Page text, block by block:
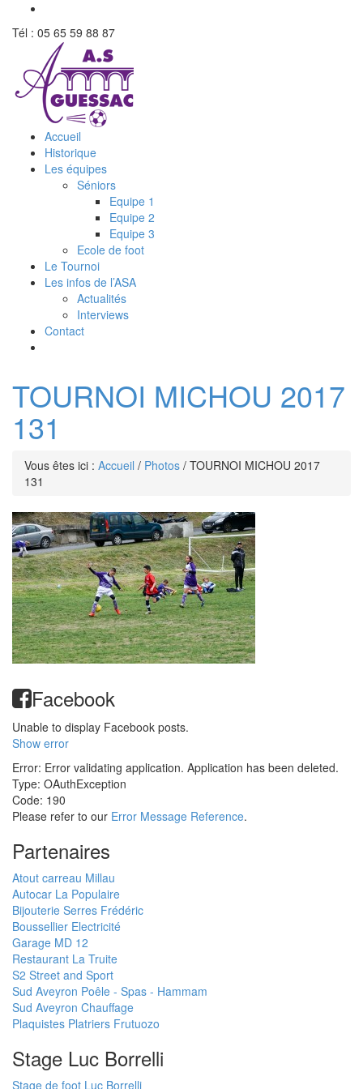
Tél : 05 65 59 88 87
Accueil
Historique
Les équipes
Séniors
Equipe 1
Equipe 2
Equipe 3
Ecole de foot
Le Tournoi
Les infos de l’ASA
Actualités
Interviews
Contact
TOURNOI MICHOU 2017
131
Vous êtes ici : Accueil / Photos / TOURNOI MICHOU 2017
131
Facebook
Unable to display Facebook posts.
Show error
Error: Error validating application. Application has been deleted.
Type: OAuthException
Code: 190
Please refer to our Error Message Reference.
Partenaires
Atout carreau Millau
Autocar La Populaire
Bijouterie Serres Frédéric
Boussellier Electricité
Garage MD 12
Restaurant La Truite
S2 Street and Sport
Sud Aveyron Poêle - Spas - Hammam
Sud Aveyron Chauffage
Plaquistes Platriers Frutuozo
Stage Luc Borrelli
Stage de foot Luc Borrelli